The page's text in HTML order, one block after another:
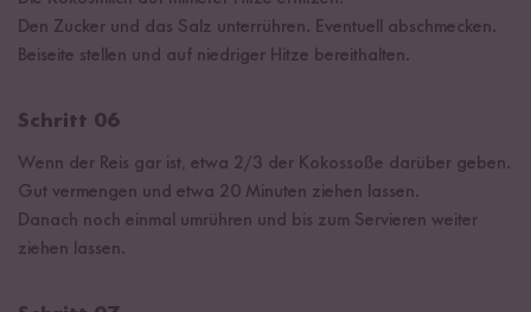
Den Zucker und das Salz unterrühren. Eventuell abschmecken.
Beiseite stellen und auf niedriger Hitze bereithalten.
Schritt 06
Wenn der Reis gar ist, etwa 2/3 der Kokossoße darüber geben.
Gut vermengen und etwa 20 Minuten ziehen lassen.
Danach noch einmal umrühren und bis zum Servieren weiter
ziehen lassen.